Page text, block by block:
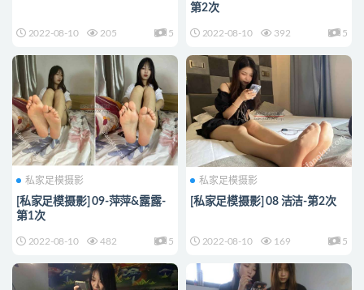
2022-08-10 205 5
第2次
2022-08-10 392 5
私家足模摄影
[私家足模摄影] 09-萍萍&露露-
第1次
2022-08-10 482 5
私家足模摄影
[私家足模摄影] 08 洁洁-第2次
2022-08-10 169 5